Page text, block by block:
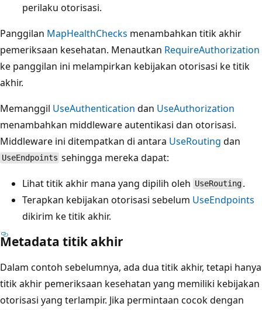
perilaku otorisasi.
Panggilan MapHealthChecks menambahkan titik akhir
pemeriksaan kesehatan. Menautkan RequireAuthorization
ke panggilan ini melampirkan kebijakan otorisasi ke titik
akhir.
Memanggil UseAuthentication dan UseAuthorization
menambahkan middleware autentikasi dan otorisasi.
Middleware ini ditempatkan di antara UseRouting dan
UseEndpoints sehingga mereka dapat:
Lihat titik akhir mana yang dipilih oleh UseRouting .
Terapkan kebijakan otorisasi sebelum UseEndpoints
dikirim ke titik akhir.
Metadata titik akhir
Dalam contoh sebelumnya, ada dua titik akhir, tetapi hanya
titik akhir pemeriksaan kesehatan yang memiliki kebijakan
otorisasi yang terlampir. Jika permintaan cocok dengan